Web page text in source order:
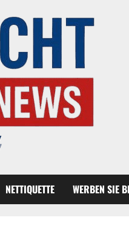
NETTIQUETTE WERBEN SIE